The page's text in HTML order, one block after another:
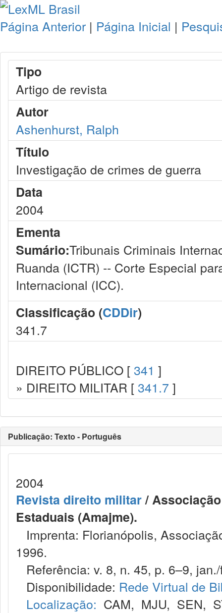
Página Anterior | Página Inicial |
Tipo
Artigo de revista
Autor
Ashenhurst, Ralph
Título
Investigação de crimes de guerra
Data
2004
Ementa
Sumário:Tribunais Criminais
Ruanda (ICTR) -- Corte Especial
Internacional (ICC).
Classificação (CDDir)
341.7
DIREITO PÚBLICO [ 341 ]
» DIREITO MILITAR [ 341.7 ]
Publicação: Texto - Português
2004
Revista direito militar/
Estaduais (Amajme).
Imprenta: Florianópolis,
1996.
Referência: v. 8, n. 45, p. 6–9,
Disponibilidade: Rede Virtual de
Localização: CAM, MJU, SEN,